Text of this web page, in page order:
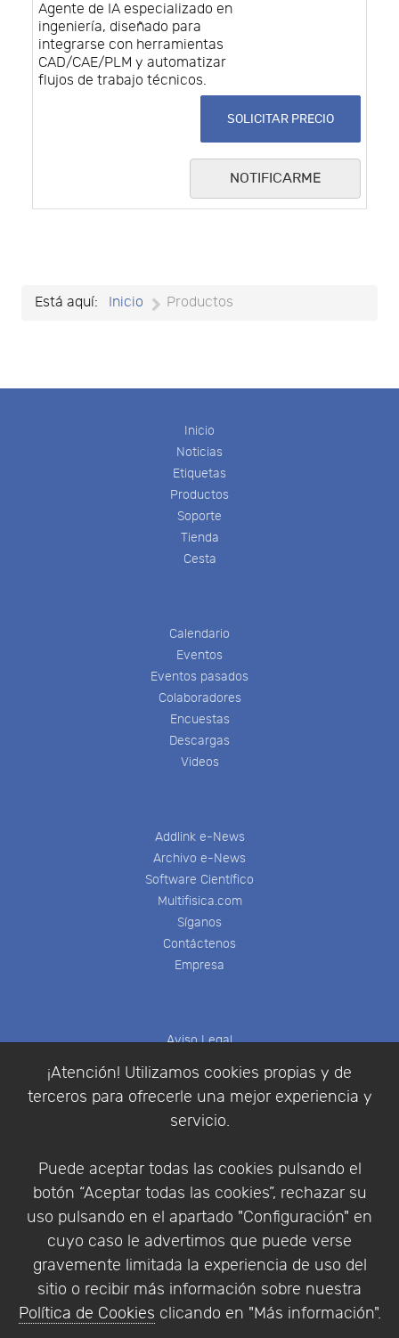
¡Atención! Utilizamos cookies propias y de
terceros para ofrecerle una mejor experiencia y
servicio.
Puede aceptar todas las cookies pulsando el
botón “Aceptar todas las cookies”, rechazar su
uso pulsando en el apartado "Configuración" en
cuyo caso le advertimos que puede verse
gravemente limitada la experiencia de uso del
sitio o recibir más información sobre nuestra
Política de Cookies clicando en "Más información".
Agente de IA especializado en
ingeniería, diseñado para
integrarse con herramientas
CAD/CAE/PLM y automatizar
flujos de trabajo técnicos.
SOLICITAR PRECIO
NOTIFICARME
Está aquí: Inicio Productos
Inicio
Noticias
Etiquetas
Productos
Soporte
Tienda
Cesta
Calendario
Eventos
Eventos pasados
Colaboradores
Encuestas
Descargas
Videos
Addlink e-News
Archivo e-News
Software Científico
Multifisica.com
Síganos
Contáctenos
Empresa
Aviso Legal
Política de Privacidad
Condiciones de compra
Identificarse
Empresa|Aviso Legal| Política de Privacidad |
Política de Cookies
© Copyright 1994 - 2026. Addlink Software
Científico, S.L.